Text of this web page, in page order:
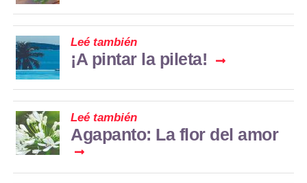
Leé también
¡A pintar la pileta!
Leé también
Agapanto: La flor del amor